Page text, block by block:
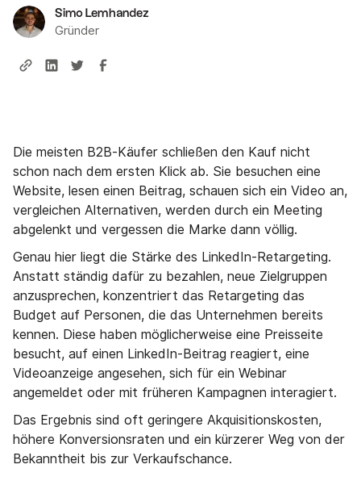
Simo Lemhandez
Gründer
Die meisten B2B-Käufer schließen den Kauf nicht
schon nach dem ersten Klick ab. Sie besuchen eine
Website, lesen einen Beitrag, schauen sich ein Video an,
vergleichen Alternativen, werden durch ein Meeting
abgelenkt und vergessen die Marke dann völlig.
Genau hier liegt die Stärke des LinkedIn-Retargeting.
Anstatt ständig dafür zu bezahlen, neue Zielgruppen
anzusprechen, konzentriert das Retargeting das
Budget auf Personen, die das Unternehmen bereits
kennen. Diese haben möglicherweise eine Preisseite
besucht, auf einen LinkedIn-Beitrag reagiert, eine
Videoanzeige angesehen, sich für ein Webinar
angemeldet oder mit früheren Kampagnen interagiert.
Das Ergebnis sind oft geringere Akquisitionskosten,
höhere Konversionsraten und ein kürzerer Weg von der
Bekanntheit bis zur Verkaufschance.